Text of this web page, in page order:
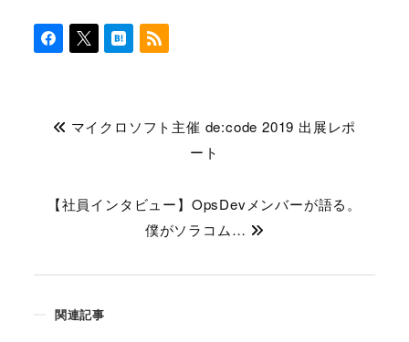
関連記事
マイクロソフト主催 de:code 2019 出展レポ
ート
【社員インタビュー】OpsDevメンバーが語る。
僕がソラコム…